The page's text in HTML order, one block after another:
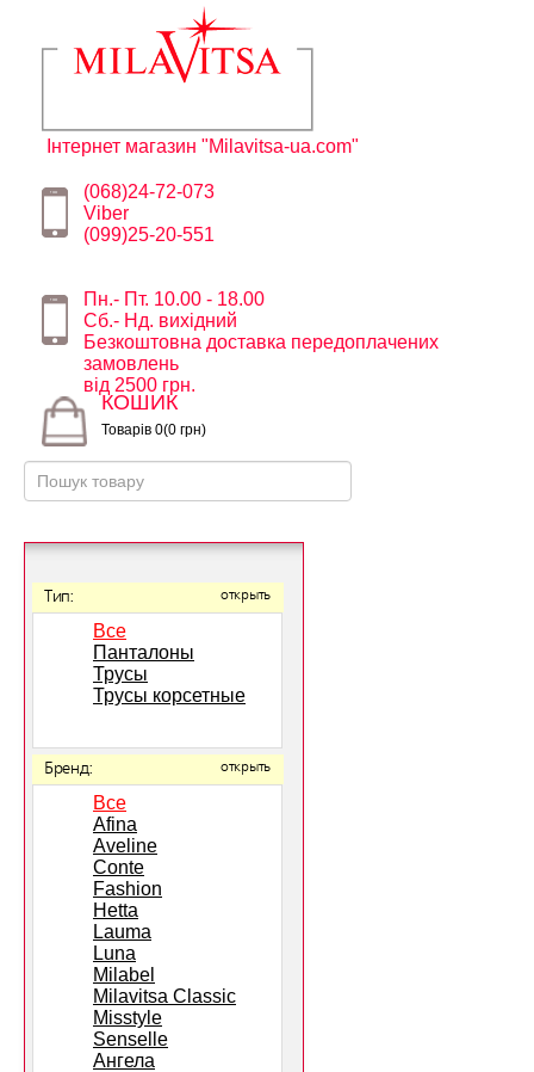
Інтернет магазин "Milavitsa-ua.com"
(068)24-72-073
Viber
(099)25-20-551
Пн.- Пт. 10.00 - 18.00
Сб.- Нд. вихідний
Безкоштовна доставка передоплачених
замовлень
від 2500 грн.
КОШИК
Товарів 0(0 грн)
Тип: открыть
Все
Панталоны
Трусы
Трусы корсетные
Бренд: открыть
Все
Afina
Aveline
Conte
Fashion
Hetta
Lauma
Luna
Milabel
Milavitsa Classic
Misstyle
Senselle
Ангела